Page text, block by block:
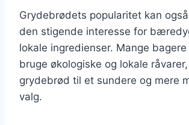
Grydebrødets popularitet kan
den stigende interesse for
lokale ingredienser. Mange
bruge økologiske og lokale
grydebrød til et sundere og mere
valg.